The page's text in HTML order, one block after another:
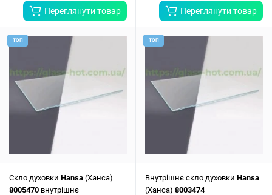
Переглянути товар Переглянути товар
ТОП
Скло духовки Hansa (Ханса)
8005470 внутрішнє
ТОП
Внутрішнє скло духовки Hansa
(Ханса) 8003474